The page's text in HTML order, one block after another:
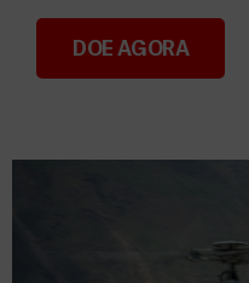
Consignação
DOE AGORA